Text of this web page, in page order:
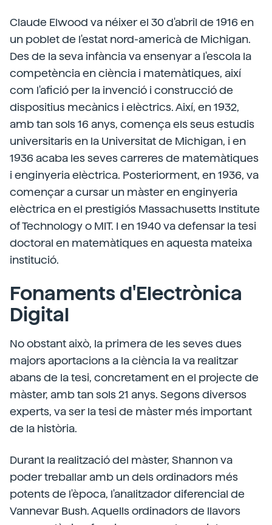
Claude Elwood va néixer el 30 d'abril de 1916 en
un poblet de l'estat nord-americà de Michigan.
Des de la seva infància va ensenyar a l'escola la
competència en ciència i matemàtiques, així
com l'afició per la invenció i construcció de
dispositius mecànics i elèctrics. Així, en 1932,
amb tan sols 16 anys, comença els seus estudis
universitaris en la Universitat de Michigan, i en
1936 acaba les seves carreres de matemàtiques
i enginyeria elèctrica. Posteriorment, en 1936, va
començar a cursar un màster en enginyeria
elèctrica en el prestigiós Massachusetts Institute
of Technology o MIT. I en 1940 va defensar la tesi
doctoral en matemàtiques en aquesta mateixa
institució.
Fonaments d'Electrònica
Digital
No obstant això, la primera de les seves dues
majors aportacions a la ciència la va realitzar
abans de la tesi, concretament en el projecte de
màster, amb tan sols 21 anys. Segons diversos
experts, va ser la tesi de màster més important
de la història.
Durant la realització del màster, Shannon va
poder treballar amb un dels ordinadors més
potents de l'època, l'analitzador diferencial de
Vannevar Bush. Aquells ordinadors de llavors